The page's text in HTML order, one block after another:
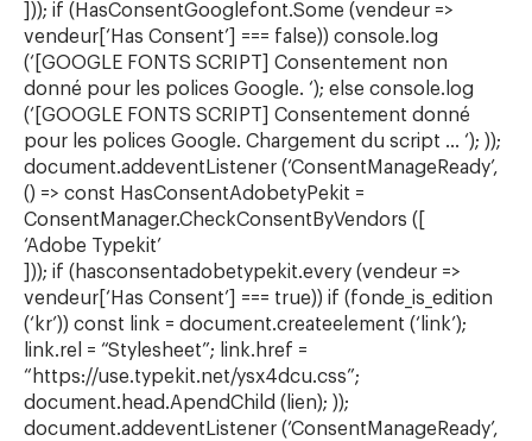
])); if (HasConsentGooglefont.Some (vendeur =>
vendeur[‘Has Consent’] === false)) console.log
(‘[GOOGLE FONTS SCRIPT] Consentement non
donné pour les polices Google. ‘); else console.log
(‘[GOOGLE FONTS SCRIPT] Consentement donné
pour les polices Google. Chargement du script … ‘); ));
document.addeventListener (‘ConsentManageReady’,
() => const HasConsentAdobetyPekit =
ConsentManager.CheckConsentByVendors ([
‘Adobe Typekit’
])); if (hasconsentadobetypekit.every (vendeur =>
vendeur[‘Has Consent’] === true)) if (fonde_is_edition
(‘kr’)) const link = document.createelement (‘link’);
link.rel = “Stylesheet”; link.href =
“https://use.typekit.net/ysx4dcu.css”;
document.head.ApendChild (lien); ));
document.addeventListener (‘ConsentManageReady’,